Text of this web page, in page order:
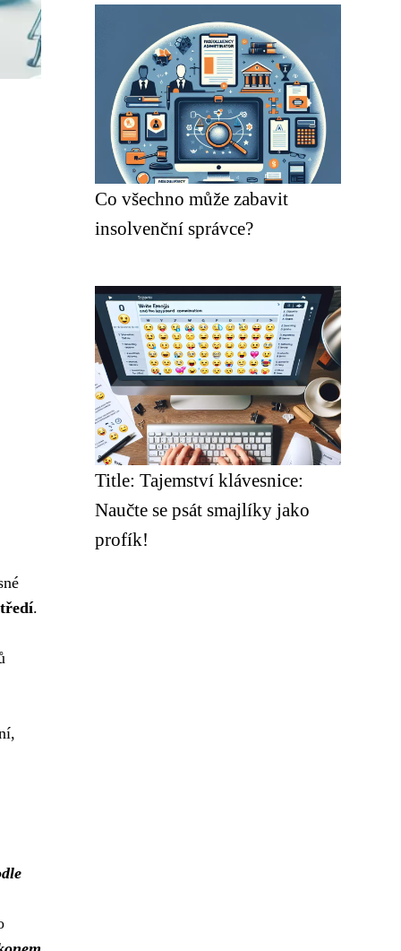
.
Co všechno může zabavit
insolvenční správce?
Title: Tajemství klávesnice:
Naučte se psát smajlíky jako
profík!